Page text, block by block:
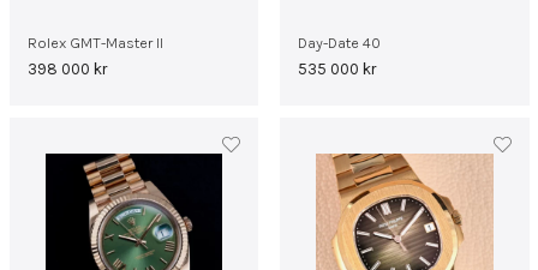
Rolex GMT-Master II
398 000 kr
Day-Date 40
535 000 kr